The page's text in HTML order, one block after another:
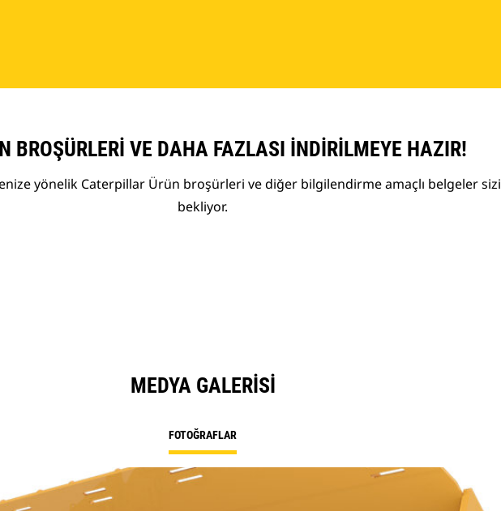
BROŞÜRLERI VE DAHA FAZLASI İNDIRILMEYE HAZIR!
yönelik Caterpillar Ürün broşürleri ve diğer bilgilendirme amaçlı belgeler sizi
bekliyor.
MEDYA GALERISI
FOTOĞRAFLAR